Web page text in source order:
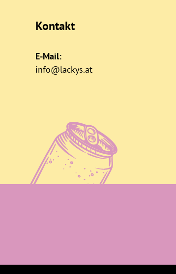
Kontakt
E-Mail:
info@lackys.at